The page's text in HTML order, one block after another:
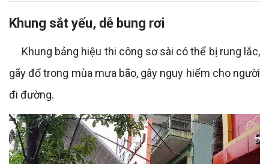
Khung sắt yếu, dễ bung rơi
Khung bảng hiệu thi công sơ sài có thể bị rung lắc,
gãy đổ trong mùa mưa bão, gây nguy hiểm cho người
đi đường.